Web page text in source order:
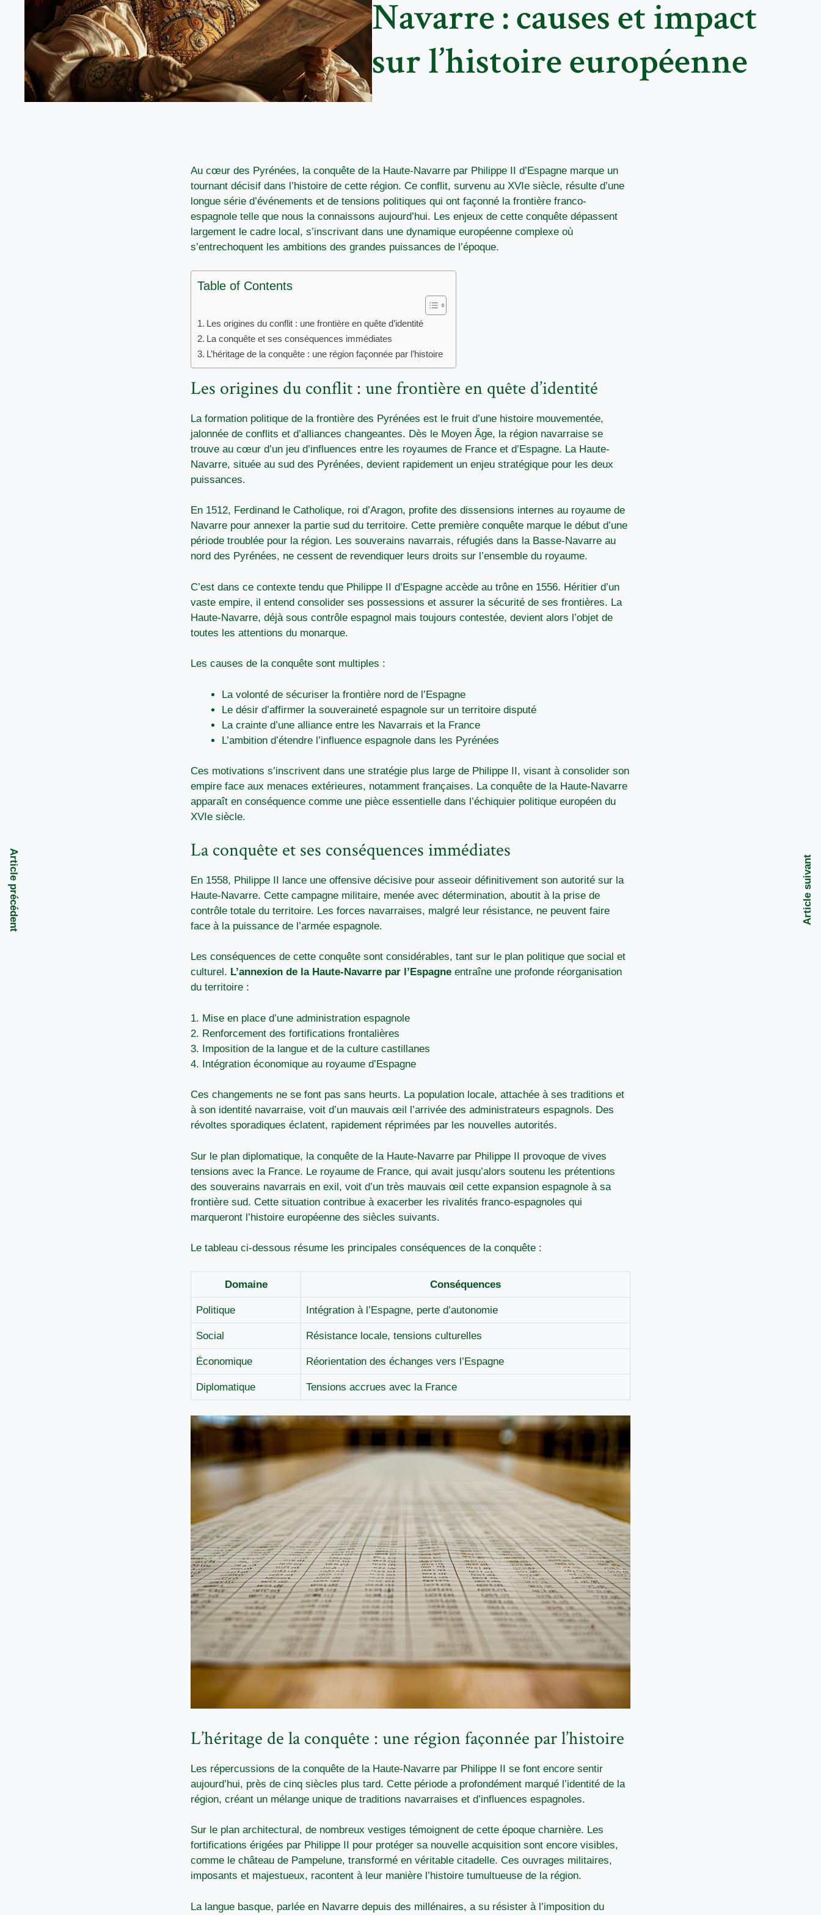
Navarre : causes et impact
sur l’histoire européenne
Au cœur des Pyrénées, la conquête de la Haute-Navarre par Philippe II d’Espagne marque un
tournant décisif dans l’histoire de cette région. Ce conflit, survenu au XVIe siècle, résulte d’une
longue série d’événements et de tensions politiques qui ont façonné la frontière franco-
espagnole telle que nous la connaissons aujourd’hui. Les enjeux de cette conquête dépassent
largement le cadre local, s’inscrivant dans une dynamique européenne complexe où
s’entrechoquent les ambitions des grandes puissances de l’époque.
Table of Contents
Les origines du conflit : une frontière en quête d’identité
La conquête et ses conséquences immédiates
L’héritage de la conquête : une région façonnée par l’histoire
Les origines du conflit : une frontière en quête d’identité
La formation politique de la frontière des Pyrénées est le fruit d’une histoire mouvementée,
jalonnée de conflits et d’alliances changeantes. Dès le Moyen Âge, la région navarraise se
trouve au cœur d’un jeu d’influences entre les royaumes de France et d’Espagne. La Haute-
Navarre, située au sud des Pyrénées, devient rapidement un enjeu stratégique pour les deux
puissances.
En 1512, Ferdinand le Catholique, roi d’Aragon, profite des dissensions internes au royaume de
Navarre pour annexer la partie sud du territoire. Cette première conquête marque le début d’une
période troublée pour la région. Les souverains navarrais, réfugiés dans la Basse-Navarre au
nord des Pyrénées, ne cessent de revendiquer leurs droits sur l’ensemble du royaume.
C’est dans ce contexte tendu que Philippe II d’Espagne accède au trône en 1556. Héritier d’un
vaste empire, il entend consolider ses possessions et assurer la sécurité de ses frontières. La
Haute-Navarre, déjà sous contrôle espagnol mais toujours contestée, devient alors l’objet de
toutes les attentions du monarque.
Les causes de la conquête sont multiples :
La volonté de sécuriser la frontière nord de l’Espagne
Le désir d’affirmer la souveraineté espagnole sur un territoire disputé
La crainte d’une alliance entre les Navarrais et la France
L’ambition d’étendre l’influence espagnole dans les Pyrénées
Ces motivations s’inscrivent dans une stratégie plus large de Philippe II, visant à consolider son
empire face aux menaces extérieures, notamment françaises. La conquête de la Haute-Navarre
apparaît en conséquence comme une pièce essentielle dans l’échiquier politique européen du
XVIe siècle.
La conquête et ses conséquences immédiates
En 1558, Philippe II lance une offensive décisive pour asseoir définitivement son autorité sur la
Haute-Navarre. Cette campagne militaire, menée avec détermination, aboutit à la prise de
contrôle totale du territoire. Les forces navarraises, malgré leur résistance, ne peuvent faire
face à la puissance de l’armée espagnole.
Les conséquences de cette conquête sont considérables, tant sur le plan politique que social et
culturel. L’annexion de la Haute-Navarre par l’Espagne entraîne une profonde réorganisation
du territoire :
1. Mise en place d’une administration espagnole
2. Renforcement des fortifications frontalières
3. Imposition de la langue et de la culture castillanes
4. Intégration économique au royaume d’Espagne
Ces changements ne se font pas sans heurts. La population locale, attachée à ses traditions et
à son identité navarraise, voit d’un mauvais œil l’arrivée des administrateurs espagnols. Des
révoltes sporadiques éclatent, rapidement réprimées par les nouvelles autorités.
Sur le plan diplomatique, la conquête de la Haute-Navarre par Philippe II provoque de vives
tensions avec la France. Le royaume de France, qui avait jusqu’alors soutenu les prétentions
des souverains navarrais en exil, voit d’un très mauvais œil cette expansion espagnole à sa
frontière sud. Cette situation contribue à exacerber les rivalités franco-espagnoles qui
marqueront l’histoire européenne des siècles suivants.
Le tableau ci-dessous résume les principales conséquences de la conquête :
Domaine Conséquences
Politique Intégration à l’Espagne, perte d’autonomie
Social Résistance locale, tensions culturelles
Économique Réorientation des échanges vers l’Espagne
Diplomatique Tensions accrues avec la France
L’héritage de la conquête : une région façonnée par l’histoire
Les répercussions de la conquête de la Haute-Navarre par Philippe II se font encore sentir
aujourd’hui, près de cinq siècles plus tard. Cette période a profondément marqué l’identité de la
région, créant un mélange unique de traditions navarraises et d’influences espagnoles.
Sur le plan architectural, de nombreux vestiges témoignent de cette époque charnière. Les
fortifications érigées par Philippe II pour protéger sa nouvelle acquisition sont encore visibles,
comme le château de Pampelune, transformé en véritable citadelle. Ces ouvrages militaires,
imposants et majestueux, racontent à leur manière l’histoire tumultueuse de la région.
La langue basque, parlée en Navarre depuis des millénaires, a su résister à l’imposition du
Article précédent Article suivant